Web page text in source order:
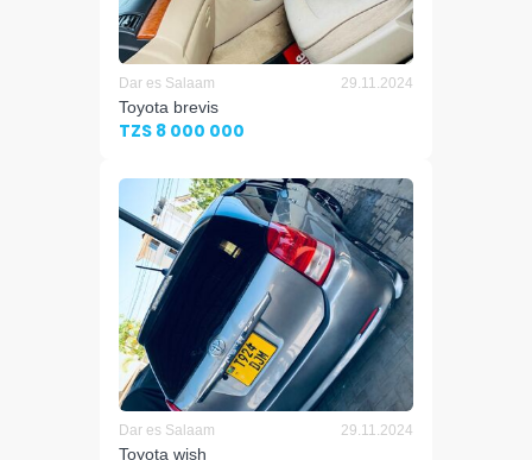
Dar es Salaam 29.11.2024
Toyota brevis
TZS 8 000 000
Dar es Salaam 29.11.2024
Toyota wish